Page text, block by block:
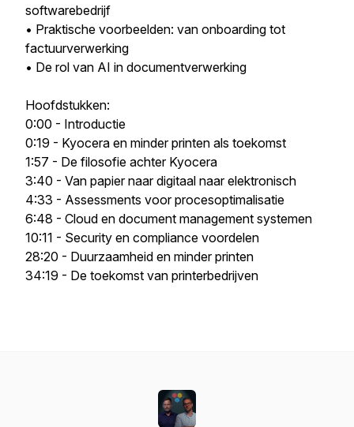
softwarebedrijf
• Praktische voorbeelden: van onboarding tot
factuurverwerking
• De rol van AI in documentverwerking
Hoofdstukken:
0:00 - Introductie
0:19 - Kyocera en minder printen als toekomst
1:57 - De filosofie achter Kyocera
3:40 - Van papier naar digitaal naar elektronisch
4:33 - Assessments voor procesoptimalisatie
6:48 - Cloud en document management systemen
10:11 - Security en compliance voordelen
28:20 - Duurzaamheid en minder printen
34:19 - De toekomst van printerbedrijven